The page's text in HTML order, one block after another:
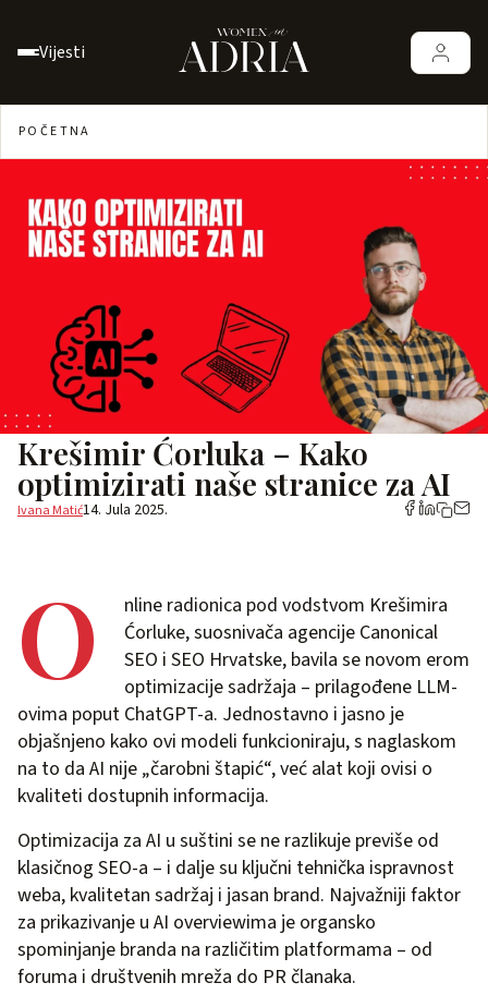
Vijesti
POČETNA
Krešimir Ćorluka – Kako
optimizirati naše stranice za AI
Ivana Matić14. Jula 2025.
O
nline radionica pod vodstvom Krešimira
Ćorluke, suosnivača agencije Canonical
SEO i SEO Hrvatske, bavila se novom erom
optimizacije sadržaja – prilagođene LLM-
ovima poput ChatGPT-a. Jednostavno i jasno je
objašnjeno kako ovi modeli funkcioniraju, s naglaskom
na to da AI nije „čarobni štapić“, već alat koji ovisi o
kvaliteti dostupnih informacija.
Optimizacija za AI u suštini se ne razlikuje previše od
klasičnog SEO-a – i dalje su ključni tehnička ispravnost
weba, kvalitetan sadržaj i jasan brand. Najvažniji faktor
za prikazivanje u AI overviewima je organsko
spominjanje branda na različitim platformama – od
foruma i društvenih mreža do PR članaka.